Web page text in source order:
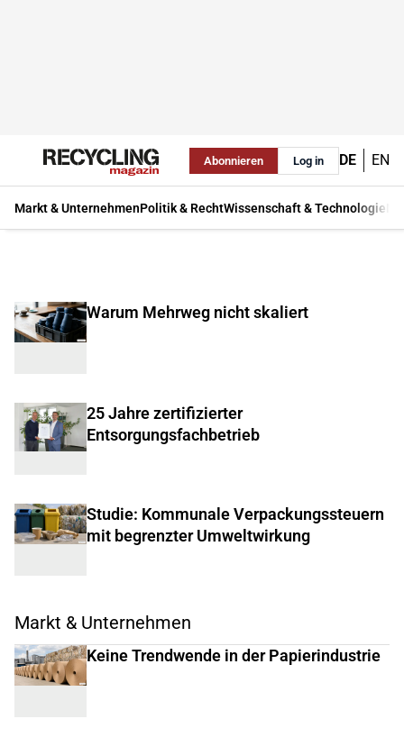
Abonnieren Log in DE EN
Markt & UnternehmenPolitik & RechtWissenschaft & Technologie
Warum Mehrweg nicht skaliert
25 Jahre zertifizierter
Entsorgungsfachbetrieb
Studie: Kommunale Verpackungssteuern
mit begrenzter Umweltwirkung
Markt & Unternehmen
Keine Trendwende in der Papierindustrie